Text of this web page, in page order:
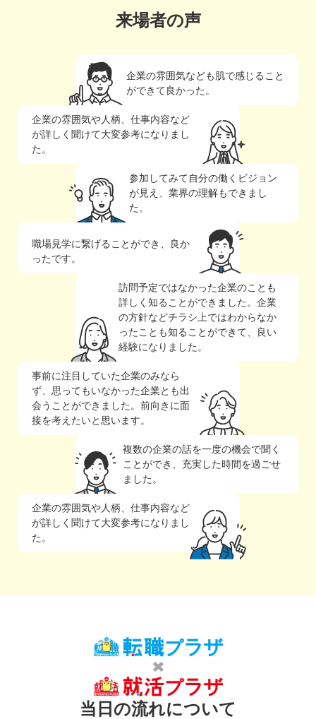
来場者の声
企業の雰囲気なども肌で感じること
ができて良かった。
企業の雰囲気や人柄、仕事内容など
が詳しく聞けて大変参考になりまし
た。
参加してみて自分の働くビジョン
が見え、業界の理解もできまし
た。
職場見学に繋げることができ、良か
ったです。
訪問予定ではなかった企業のことも
詳しく知ることができました。企業
の方針などチラシ上ではわからなか
ったことも知ることができて、良い
経験になりました。
事前に注目していた企業のみなら
ず、思ってもいなかった企業とも出
会うことができました。前向きに面
接を考えたいと思います。
複数の企業の話を一度の機会で聞く
ことができ、充実した時間を過ごせ
ました。
企業の雰囲気や人柄、仕事内容など
が詳しく聞けて大変参考になりまし
た。
当日の流れについて